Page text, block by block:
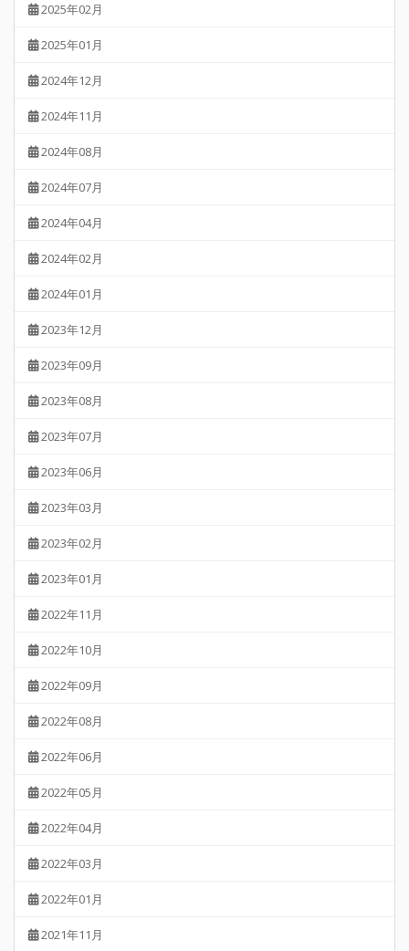
2025年02月
2025年01月
2024年12月
2024年11月
2024年08月
2024年07月
2024年04月
2024年02月
2024年01月
2023年12月
2023年09月
2023年08月
2023年07月
2023年06月
2023年03月
2023年02月
2023年01月
2022年11月
2022年10月
2022年09月
2022年08月
2022年06月
2022年05月
2022年04月
2022年03月
2022年01月
2021年11月